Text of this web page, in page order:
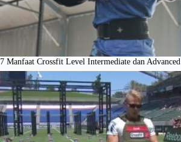
7 Manfaat Crossfit Level Intermediate dan Advanced